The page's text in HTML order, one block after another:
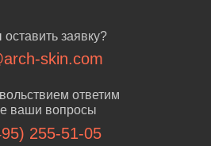
оставить заявку?
skin.com
ответим
ваши вопросы
255-51-05